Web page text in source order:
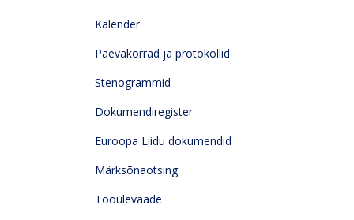
Kalender
Päevakorrad ja protokollid
Stenogrammid
Dokumendiregister
Euroopa Liidu dokumendid
Märksõnaotsing
Tööülevaade